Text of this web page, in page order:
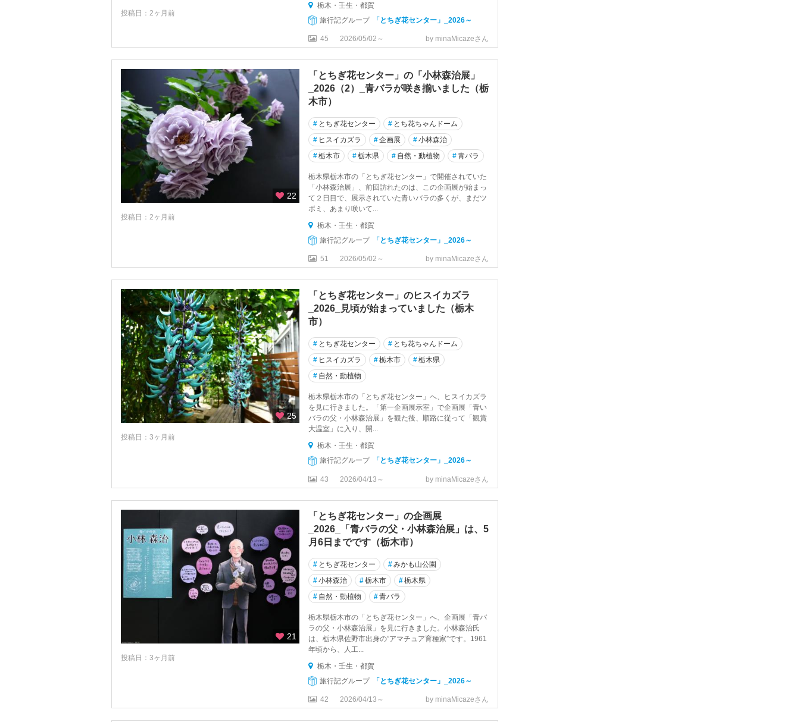
投稿日：2ヶ月前
栃木・壬生・都賀
旅行記グループ
「とちぎ花センター」_2026～
45 2026/05/02～ by minaMicazeさん
22
投稿日：2ヶ月前
「とちぎ花センター」の「小林森治展」
_2026（2）_青バラが咲き揃いました（栃
木市）
# とちぎ花センター # とち花ちゃんドーム
# ヒスイカズラ #企画展 #小林森治
#栃木市 #栃木県 # 自然・動植物 #青バラ
栃木県栃木市の「とちぎ花センター」で開催されていた
「小林森治展」、前回訪れたのは、この企画展が始まっ
て２日目で、展示されていた青いバラの多くが、まだツ
ボミ、あまり咲いて...
栃木・壬生・都賀
旅行記グループ
「とちぎ花センター」_2026～
51 2026/05/02～ by minaMicazeさん
25
投稿日：3ヶ月前
「とちぎ花センター」のヒスイカズラ
_2026_見頃が始まっていました（栃木
市）
# とちぎ花センター # とち花ちゃんドーム
# ヒスイカズラ #栃木市 #栃木県
# 自然・動植物
栃木県栃木市の「とちぎ花センター」へ、ヒスイカズラ
を見に行きました。「第一企画展示室」で企画展「青い
バラの父・小林森治展」を観た後、順路に従って「観賞
大温室」に入り、開...
栃木・壬生・都賀
旅行記グループ
「とちぎ花センター」_2026～
43 2026/04/13～ by minaMicazeさん
21
投稿日：3ヶ月前
「とちぎ花センター」の企画展
_2026_「青バラの父・小林森治展」は、5
月6日までです（栃木市）
# とちぎ花センター #みかも山公園
#小林森治 #栃木市 #栃木県
# 自然・動植物 #青バラ
栃木県栃木市の「とちぎ花センター」へ、企画展「青バ
ラの父・小林森治展」を見に行きました。小林森治氏
は、栃木県佐野市出身の”アマチュア育種家”です。1961
年頃から、人工...
栃木・壬生・都賀
旅行記グループ
「とちぎ花センター」_2026～
42 2026/04/13～ by minaMicazeさん